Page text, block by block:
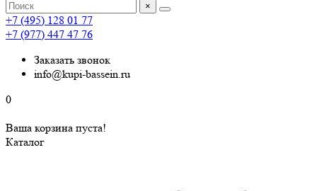
×
+7 (495) 128 01 77
+7 (977) 447 47 76
Заказать звонок
info@kupi-bassein.ru
0
Ваша корзина пуста!
Каталог